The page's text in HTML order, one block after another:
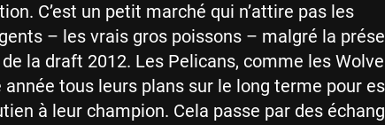
C’est un petit marché qui n’attire pas les
– les vrais gros poissons – malgré la
la draft 2012. Les Pelicans, comme les
tous leurs plans sur le long terme pour
à leur champion. Cela passe par des